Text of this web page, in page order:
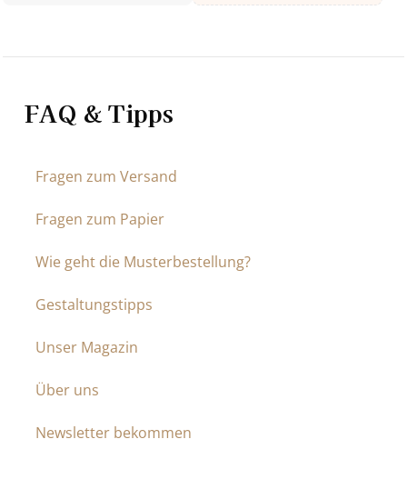
FAQ & Tipps
Fragen zum Versand
Fragen zum Papier
Wie geht die Musterbestellung?
Gestaltungstipps
Unser Magazin
Über uns
Newsletter bekommen